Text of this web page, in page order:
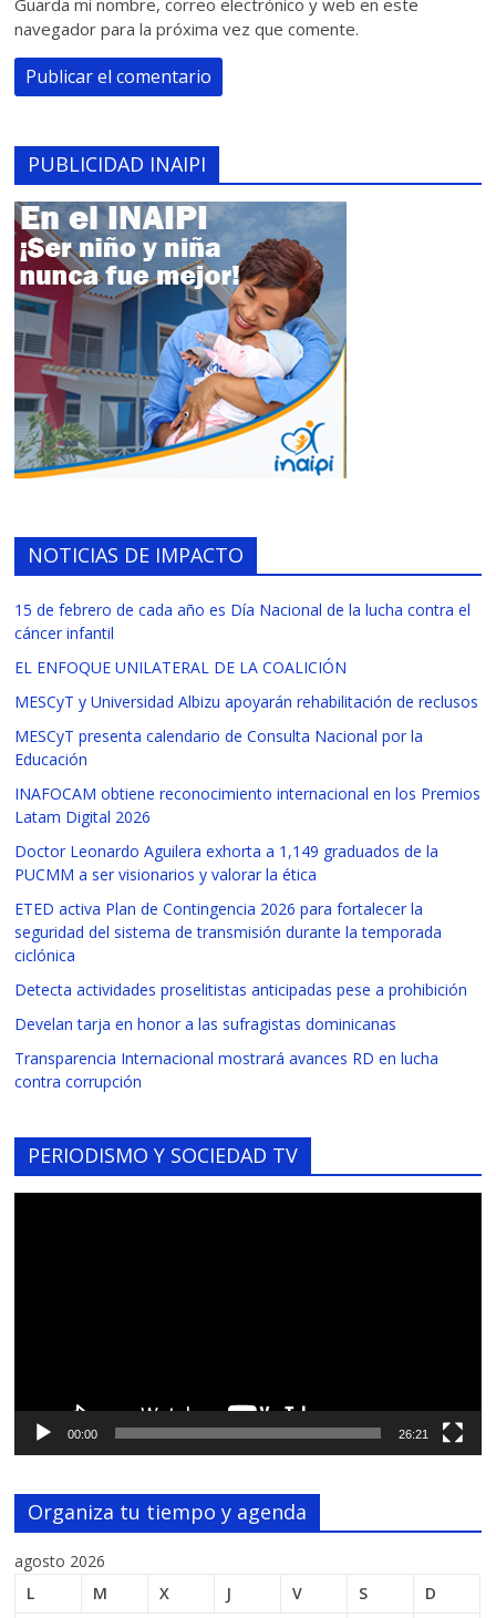
navegador para la próxima vez que comente.
PUBLICIDAD INAIPI
NOTICIAS DE IMPACTO
15 de febrero de cada año es Día Nacional de la lucha contra el
cáncer infantil
EL ENFOQUE UNILATERAL DE LA COALICIÓN
MESCyT y Universidad Albizu apoyarán rehabilitación de reclusos
MESCyT presenta calendario de Consulta Nacional por la
Educación
INAFOCAM obtiene reconocimiento internacional en los Premios
Latam Digital 2026
Doctor Leonardo Aguilera exhorta a 1,149 graduados de la
PUCMM a ser visionarios y valorar la ética
ETED activa Plan de Contingencia 2026 para fortalecer la
seguridad del sistema de transmisión durante la temporada
ciclónica
Detecta actividades proselitistas anticipadas pese a prohibición
Develan tarja en honor a las sufragistas dominicanas
Transparencia Internacional mostrará avances RD en lucha
contra corrupción
PERIODISMO Y SOCIEDAD TV
00:00 26:21
Organiza tu tiempo y agenda
agosto 2026
L
M X J V S D